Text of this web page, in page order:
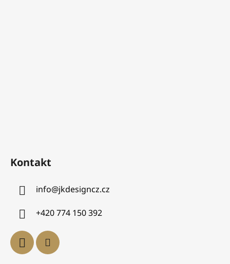
Kontakt
info@jkdesigncz.cz
+420 774 150 392